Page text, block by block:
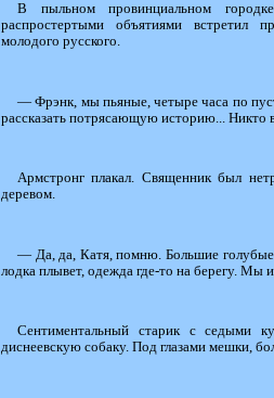
В пыльном провинциальном
распростертыми объятиями встретил
молодого русского.
— Фрэнк, мы пьяные, четыре часа по
рассказать потрясающую историю... Никто
Армстронг плакал. Священник был
деревом.
— Да, да, Катя, помню. Большие голубые
лодка плывет, одежда где-то на берегу. Мы
Сентиментальный старик с седыми
диснеевскую собаку. Под глазами мешки,